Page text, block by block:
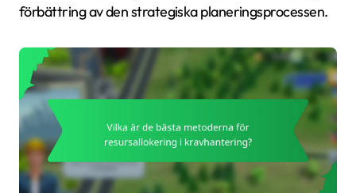
förbättring av den strategiska planeringsprocessen.